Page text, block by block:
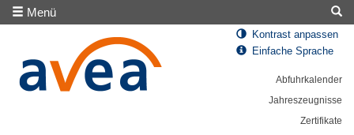
Menü
Kontrast anpassen
Einfache Sprache
Abfuhrkalender
Jahreszeugnisse
Zertifikate